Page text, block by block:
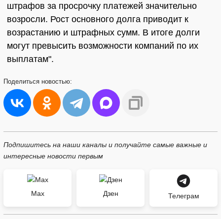
штрафов за просрочку платежей значительно
возросли. Рост основного долга приводит к
возрастанию и штрафных сумм. В итоге долги
могут превысить возможности компаний по их
выплатам".
Поделиться новостью:
Подпишитесь на наши каналы и получайте самые важные и
интересные новости первым
Max Дзен Телеграм